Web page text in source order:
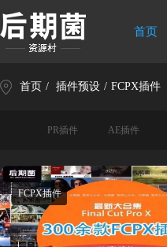
首页
首页 / 插件预设 / FCPX插件
PR插件 AE插件
FCPX插件